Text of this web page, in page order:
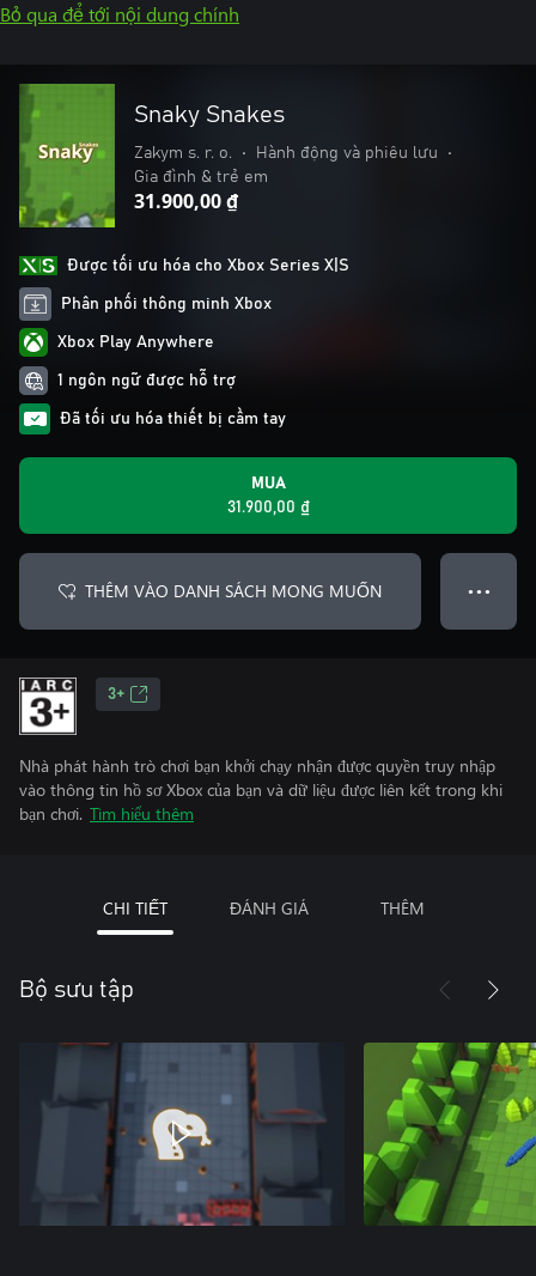
Bỏ qua để tới nội dung chính
Snaky Snakes
Zakym s. r. o. • Hành động và phiêu lưu
•
Gia đình & trẻ em
31.900,00 ₫
Được tối ưu hóa cho Xbox Series X|S
Phân phối thông minh Xbox
Xbox Play Anywhere
1 ngôn ngữ được hỗ trợ
Đã tối ưu hóa thiết bị cầm tay
MUA
31.900,00 ₫
THÊM VÀO DANH SÁCH MONG MUỐN ● ● ●
3+
Nhà phát hành trò chơi bạn khởi chạy nhận được quyền truy nhập
vào thông tin hồ sơ Xbox của bạn và dữ liệu được liên kết trong khi
bạn chơi. Tìm hiểu thêm
CHI TIẾT ĐÁNH GIÁ THÊM
Bộ sưu tập